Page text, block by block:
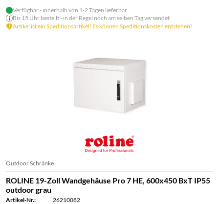
Verfügbar - innerhalb von 1-2 Tagen lieferbar
Bis 15 Uhr bestellt - in der Regel noch am selben Tag versendet
Artikel ist ein Speditionsartikel! Es können Speditionskosten entstehen!
Outdoor Schränke
ROLINE 19-Zoll Wandgehäuse Pro 7 HE, 600x450 BxT IP55
outdoor grau
Artikel-Nr.:
26210082